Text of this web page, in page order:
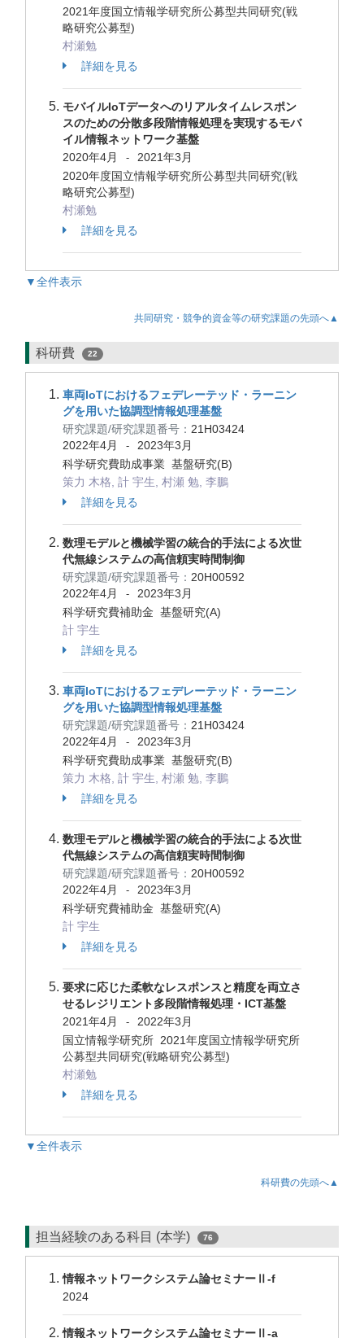
2021年度国立情報学研究所公募型共同研究(戦
略研究公募型)
村瀬勉
詳細を見る
モバイルIoTデータへのリアルタイムレスポン
スのための分散多段階情報処理を実現するモバ
イル情報ネットワーク基盤
2020年4月
-
2021年3月
2020年度国立情報学研究所公募型共同研究(戦
略研究公募型)
村瀬勉
詳細を見る
▼全件表示
共同研究・競争的資金等の研究課題の先頭へ▲
科研費 22
車両IoTにおけるフェデレーテッド・ラーニン
グを用いた協調型情報処理基盤
研究課題/研究課題番号： 21H03424
2022年4月
-
2023年3月
科学研究費助成事業 基盤研究(B)
策力 木格, 計 宇生, 村瀬 勉, 李鵬
詳細を見る
数理モデルと機械学習の統合的手法による次世
代無線システムの高信頼実時間制御
研究課題/研究課題番号： 20H00592
2022年4月
-
2023年3月
科学研究費補助金 基盤研究(A)
計 宇生
詳細を見る
車両IoTにおけるフェデレーテッド・ラーニン
グを用いた協調型情報処理基盤
研究課題/研究課題番号： 21H03424
2022年4月
-
2023年3月
科学研究費助成事業 基盤研究(B)
策力 木格, 計 宇生, 村瀬 勉, 李鵬
詳細を見る
数理モデルと機械学習の統合的手法による次世
代無線システムの高信頼実時間制御
研究課題/研究課題番号： 20H00592
2022年4月
-
2023年3月
科学研究費補助金 基盤研究(A)
計 宇生
詳細を見る
要求に応じた柔軟なレスポンスと精度を両立さ
せるレジリエント多段階情報処理・ICT基盤
2021年4月
-
2022年3月
国立情報学研究所 2021年度国立情報学研究所
公募型共同研究(戦略研究公募型)
村瀬勉
詳細を見る
▼全件表示
科研費の先頭へ▲
担当経験のある科目 (本学) 76
情報ネットワークシステム論セミナーⅡ-f
2024
情報ネットワークシステム論セミナーⅡ-a